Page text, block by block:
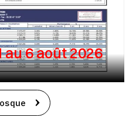
au 6 août 2026